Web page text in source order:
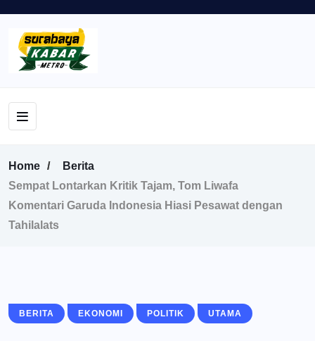
Home
Berita
Sempat Lontarkan Kritik Tajam, Tom Liwafa
Komentari Garuda Indonesia Hiasi Pesawat dengan
Tahilalats
BERITA EKONOMI POLITIK UTAMA